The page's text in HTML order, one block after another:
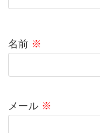
名前 ※
メール ※